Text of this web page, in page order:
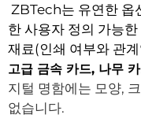
ZBTech는 유연한 옵
한 사용자 정의 가능
재료(인쇄 여부와 관
고급 금속 카드, 나무
지털 명함에는 모양,
없습니다.